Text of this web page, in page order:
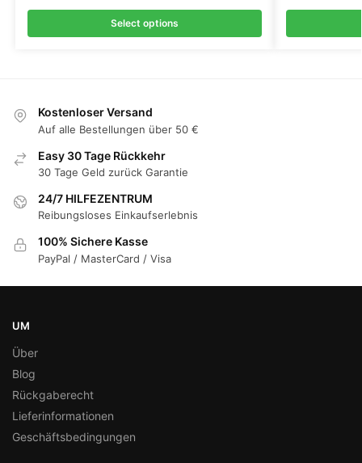
Select options
Kostenloser Versand
Auf alle Bestellungen über 50 €
Easy 30 Tage Rückkehr
30 Tage Geld zurück Garantie
24/7 HILFEZENTRUM
Reibungsloses Einkaufserlebnis
100% Sichere Kasse
PayPal / MasterCard / Visa
UM
Über
Blog
Rückgaberecht
Lieferinformationen
Geschäftsbedingungen